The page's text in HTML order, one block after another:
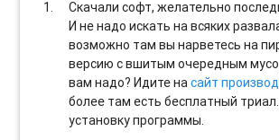
Скачали софт, желательно
И не надо искать на всяких
возможно там вы нарветесь на
версию с вшитым очередным
вам надо? Идите насайт
более там есть бесплатный
установку программы.